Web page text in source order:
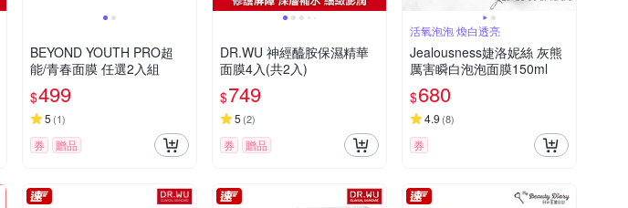
BEYOND YOUTH PRO超
能/青春面膜 任選2入組
$499
5 (1)
券 贈品
DR.WU 神經醯胺保濕精華
面膜4入(共2入)
$749
5 (2)
券 贈品
活氧泡泡 煥白透亮
Jealousness婕洛妮絲 灰熊
厲害瞬白泡泡面膜150ml
$680
4.9 (8)
券